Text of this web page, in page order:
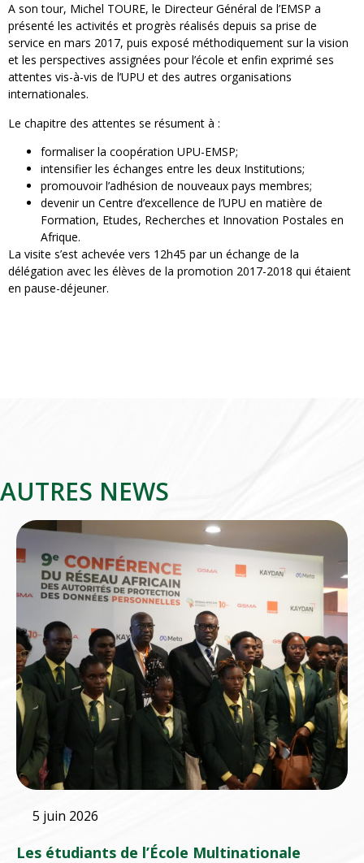
A son tour, Michel TOURE, le Directeur Général de l’EMSP a
présenté les activités et progrès réalisés depuis sa prise de
service en mars 2017, puis exposé méthodiquement sur la vision
et les perspectives assignées pour l’école et enfin exprimé ses
attentes vis-à-vis de l’UPU et des autres organisations
internationales.
Le chapitre des attentes se résument à :
formaliser la coopération UPU-EMSP;
intensifier les échanges entre les deux Institutions;
promouvoir l’adhésion de nouveaux pays membres;
devenir un Centre d’excellence de l’UPU en matière de
Formation, Etudes, Recherches et Innovation Postales en
Afrique.
La visite s’est achevée vers 12h45 par un échange de la
délégation avec les élèves de la promotion 2017-2018 qui étaient
en pause-déjeuner.
AUTRES NEWS
5 juin 2026
Les étudiants de l’École Multinationale